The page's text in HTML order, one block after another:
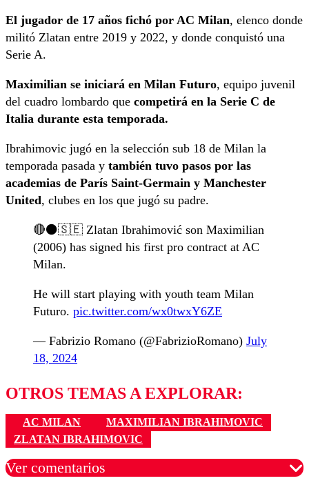
El jugador de 17 años fichó por AC Milan, elenco donde
militó Zlatan entre 2019 y 2022, y donde conquistó una
Serie A.
Maximilian se iniciará en Milan Futuro, equipo juvenil
del cuadro lombardo que competirá en la Serie C de
Italia durante esta temporada.
Ibrahimovic jugó en la selección sub 18 de Milan la
temporada pasada y también tuvo pasos por las
academias de París Saint-Germain y Manchester
United, clubes en los que jugó su padre.
🔴⚫️🇸🇪 Zlatan Ibrahimović son Maximilian
(2006) has signed his first pro contract at AC
Milan.
He will start playing with youth team Milan
Futuro. pic.twitter.com/wx0twxY6ZE
— Fabrizio Romano (@FabrizioRomano) July
18, 2024
OTROS TEMAS A EXPLORAR:
AC MILAN
MAXIMILIAN IBRAHIMOVIC
ZLATAN IBRAHIMOVIC
Ver comentarios